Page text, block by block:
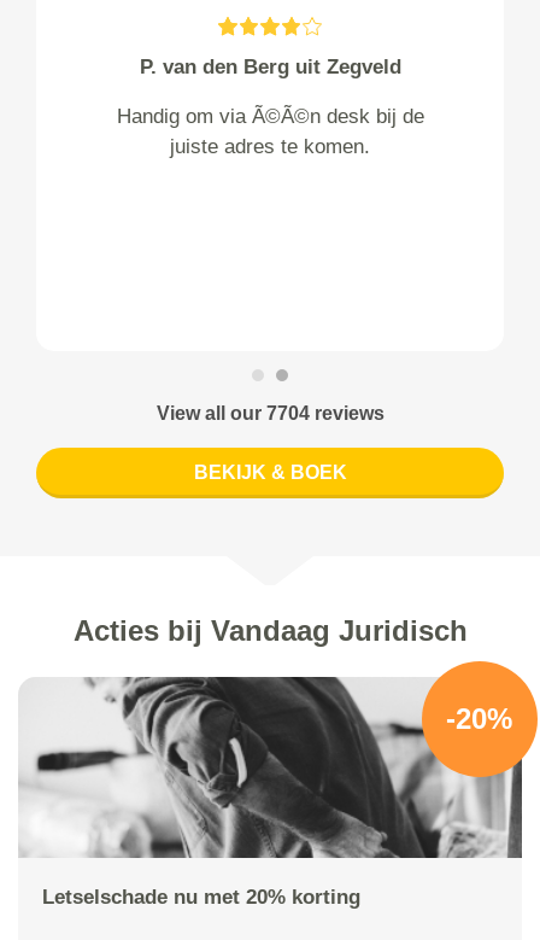
P. van den Berg uit Zegveld
Handig om via Ã©Ã©n desk bij de
juiste adres te komen.
View all our 7704 reviews
BEKIJK & BOEK
Acties bij Vandaag Juridisch
-20%
Letselschade nu met 20% korting